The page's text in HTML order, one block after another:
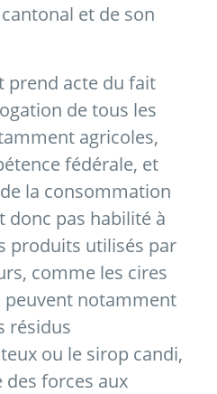
et de son
prend acte du fait
de tous les
agricoles,
fédérale, et
la consommation
donc pas habilité à
produits utilisés par
comme les cires
peuvent notamment
résidus
ou le sirop candi,
forces aux